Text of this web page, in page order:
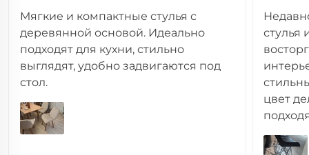
Мягкие и компактные стулья с
деревянной основой. Идеально
подходят для кухни, стильно
выглядят, удобно задвигаются под
стол.
стулья
цвет